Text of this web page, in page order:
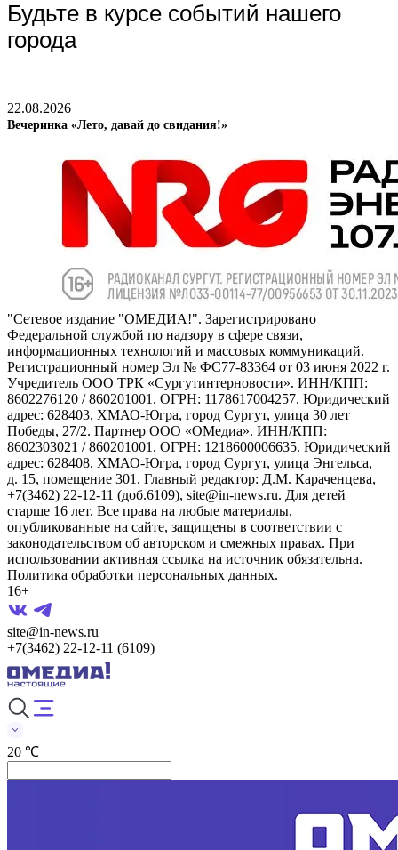
Будьте в курсе событий нашего
города
22.08.2026
Вечеринка «Лето, давай до свидания!»
"Сетевое издание "ОМЕДИА!". Зарегистрировано
Федеральной службой по надзору в сфере связи,
информационных технологий и массовых коммуникаций.
Регистрационный номер Эл № ФС77-83364 от 03 июня 2022 г.
Учредитель ООО ТРК «Сургутинтерновости». ИНН/КПП:
8602276120 / 860201001. ОГРН: 1178617004257. Юридический
адрес: 628403, ХМАО-Югра, город Сургут, улица 30 лет
Победы, 27/2. Партнер ООО «ОМедиа». ИНН/КПП:
8602303021 / 860201001. ОГРН: 1218600006635. Юридический
адрес: 628408, ХМАО-Югра, город Сургут, улица Энгельса,
д. 15, помещение 301. Главный редактор: Д.М. Караченцева,
+7(3462) 22-12-11 (доб.6109), site@in-news.ru. Для детей
старше 16 лет. Все права на любые материалы,
опубликованные на сайте, защищены в соответствии с
законодательством об авторском и смежных правах. При
использовании активная ссылка на источник обязательна.
Политика обработки персональных данных.
16+
site@in-news.ru
+7(3462) 22-12-11 (6109)
20 ℃